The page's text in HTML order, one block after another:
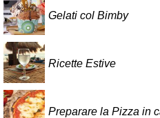
Gelati col Bimby
Ricette Estive
Preparare la Pizza in